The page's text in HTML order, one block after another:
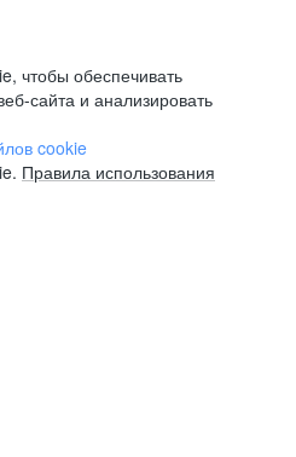
чтобы обеспечивать
сайта и анализировать
cookie
Правила использования